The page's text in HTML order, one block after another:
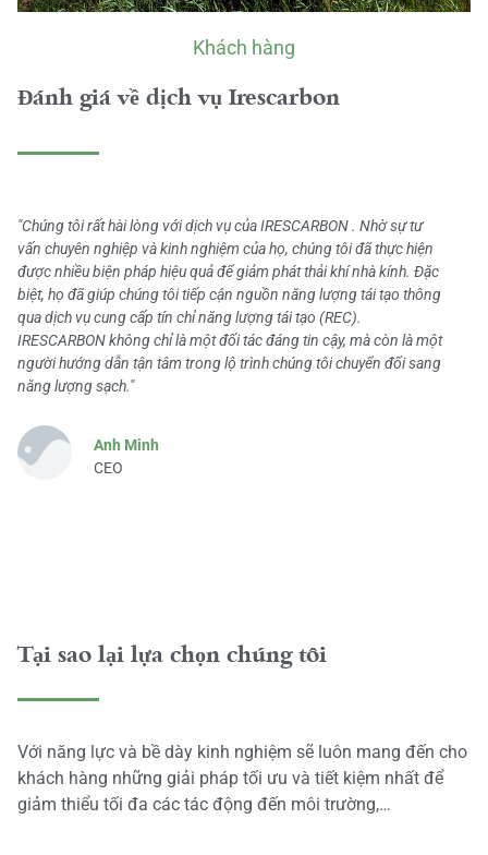
Khách hàng
Đánh giá về dịch vụ Irescarbon
"Chúng tôi rất hài lòng với dịch vụ của IRESCARBON . Nhờ sự tư
vấn chuyên nghiệp và kinh nghiệm của họ, chúng tôi đã thực hiện
được nhiều biện pháp hiệu quả để giảm phát thải khí nhà kính. Đặc
biệt, họ đã giúp chúng tôi tiếp cận nguồn năng lượng tái tạo thông
qua dịch vụ cung cấp tín chỉ năng lượng tái tạo (REC).
IRESCARBON không chỉ là một đối tác đáng tin cậy, mà còn là một
người hướng dẫn tận tâm trong lộ trình chúng tôi chuyển đổi sang
năng lượng sạch."
Anh Minh
CEO
Tại sao lại lựa chọn chúng tôi
Với năng lực và bề dày kinh nghiệm sẽ luôn mang đến cho
khách hàng những giải pháp tối ưu và tiết kiệm nhất để
giảm thiểu tối đa các tác động đến môi trường,…